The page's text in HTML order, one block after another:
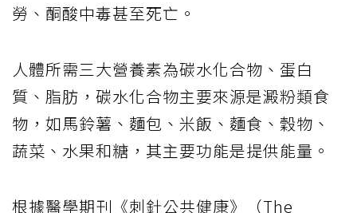
勞、酮酸中毒甚至死亡。
人體所需三大營養素為碳水化合物、蛋白
質、脂肪，碳水化合物主要來源是澱粉類食
物，如馬鈴薯、麵包、米飯、麵食、穀物、
蔬菜、水果和糖，其主要功能是提供能量。
根據醫學期刊《刺針公共健康》（The